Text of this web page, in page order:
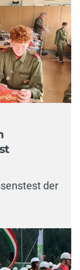
der